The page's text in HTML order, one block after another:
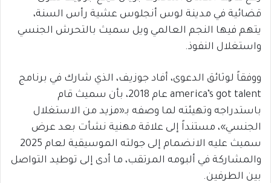
قضائية في مدينة لوس أنجلوس عشية رأس السنة،
يتهم فيها النجم العالمي ويل سميث بالتحرش الجنسي
واستغلال النفوذ.
ووفقاً لوثائق الدعوى، أفاد جوزيف، الذي شارك في برنامج
america’s got talent
عام 2018، بأن سميث قام
باستدراجه وتهيئته لما وصفه بـ«مزيد من الاستغلال
الجنسي»، مستنداً إلى علاقة مهنية نشأت بعد عرض
سميث عليه الانضمام إلى جولته الموسيقية لعام 2025
والمشاركة في ألبومه المرتقب، ما أدى إلى توطيد التواصل
بين الطرفين.